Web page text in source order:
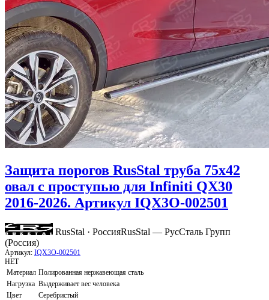
Защита порогов RusStal труба 75х42
овал с проступью для Infiniti QX30
2016-2026. Артикул IQX3O-002501
RusStal · РоссияRusStal — РусСталь Групп
(Россия)
Артикул: IQX3O-002501
НЕТ
Материал Полированная нержавеющая сталь
Нагрузка Выдерживает вес человека
Цвет
Серебристый